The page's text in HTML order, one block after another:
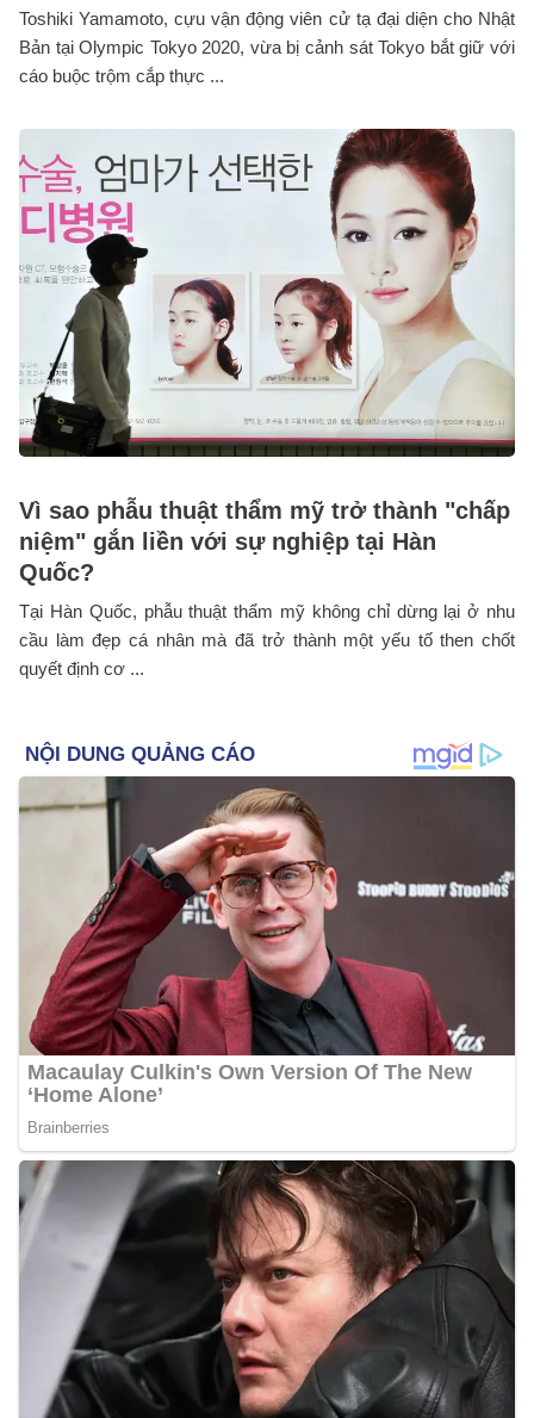
Toshiki Yamamoto, cựu vận động viên cử tạ đại diện cho Nhật
Bản tại Olympic Tokyo 2020, vừa bị cảnh sát Tokyo bắt giữ với
cáo buộc trộm cắp thực ...
Vì sao phẫu thuật thẩm mỹ trở thành "chấp
niệm" gắn liền với sự nghiệp tại Hàn
Quốc?
Tại Hàn Quốc, phẫu thuật thẩm mỹ không chỉ dừng lại ở nhu
cầu làm đẹp cá nhân mà đã trở thành một yếu tố then chốt
quyết định cơ ...